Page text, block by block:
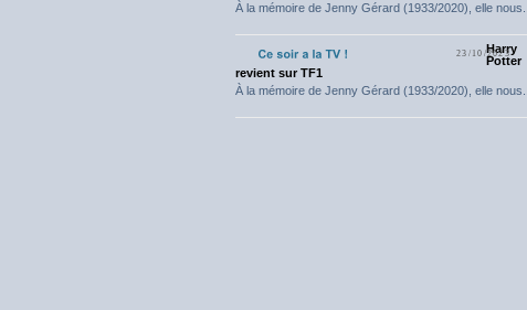
À la mémoire de Jenny Gérard (1933/2020), elle nous...
23/10/2023
Harry
Potter
revient sur TF1
À la mémoire de Jenny Gérard (1933/2020), elle nous...